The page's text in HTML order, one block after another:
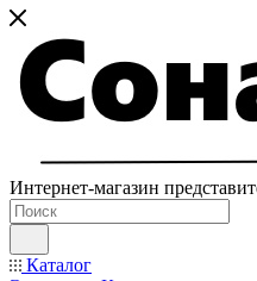
Интернет-магазин
Каталог